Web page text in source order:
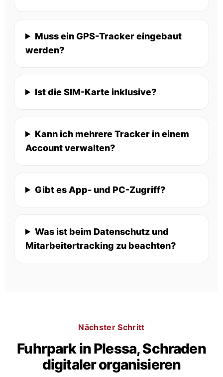
Muss ein GPS-Tracker eingebaut
werden?
Ist die SIM-Karte inklusive?
Kann ich mehrere Tracker in einem
Account verwalten?
Gibt es App- und PC-Zugriff?
Was ist beim Datenschutz und
Mitarbeitertracking zu beachten?
Nächster Schritt
Fuhrpark in Plessa, Schraden
digitaler organisieren